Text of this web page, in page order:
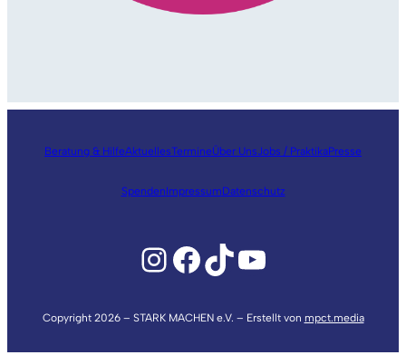
Beratung & HilfeAktuellesTermineÜber UnsJobs / PraktikaPresse
SpendenImpressumDatenschutz
Instagram
Facebook
TikTok
YouTube
Copyright 2026 – STARK MACHEN e.V. – Erstellt von mpct.media